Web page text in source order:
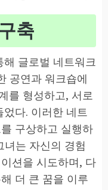
축
글로벌 네트워크
공연과 워크숍에
를 형성하고, 서로
다. 이러한 네트
구상하고 실행하
녀는 자신의 경험
션을 시도하며, 다
더 큰 꿈을 이루